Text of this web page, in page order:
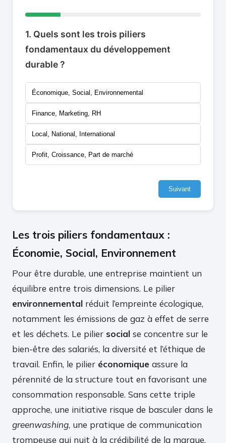
1. Quels sont les trois piliers
fondamentaux du développement
durable ?
Économique, Social, Environnemental
Finance, Marketing, RH
Local, National, International
Profit, Croissance, Part de marché
Suivant
Les trois piliers fondamentaux :
Économie, Social, Environnement
Pour être durable, une entreprise maintient un
équilibre entre trois dimensions. Le pilier
environnemental réduit l’empreinte écologique,
notamment les émissions de gaz à effet de serre
et les déchets. Le pilier social se concentre sur le
bien-être des salariés, la diversité et l’éthique de
travail. Enfin, le pilier économique assure la
pérennité de la structure tout en favorisant une
consommation responsable. Sans cette triple
approche, une initiative risque de basculer dans le
greenwashing, une pratique de communication
trompeuse qui nuit à la crédibilité de la marque.